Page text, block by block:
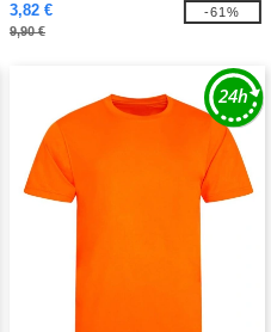
3,82 €
9,90 €
-61%